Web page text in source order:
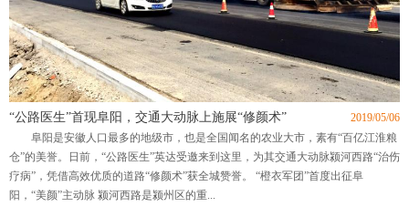
2019/05/06
“公路医生”首现阜阳，交通大动脉上施展“修颜术”
阜阳是安徽人口最多的地级市，也是全国闻名的农业大市，素有“百亿江淮粮
仓”的美誉。日前，“公路医生”英达受邀来到这里，为其交通大动脉颍河西路“治伤
疗病”，凭借高效优质的道路“修颜术”获全城赞誉。 “橙衣军团”首度出征阜
阳，“美颜”主动脉 颍河西路是颍州区的重...